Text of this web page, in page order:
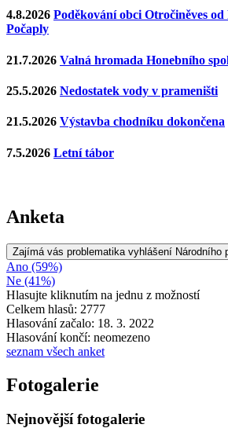
4.8.2026 Poděkování obci Otročiněves
Počaply
21.7.2026 Valná hromada Honebního
25.5.2026 Nedostatek vody v prameništi
21.5.2026 Výstavba chodníku dokončena
7.5.2026 Letní tábor
Anketa
Ano (59%)
Ne (41%)
Hlasujte kliknutím na jednu z možností
Celkem hlasů: 2777
Hlasování začalo: 18. 3. 2022
Hlasování končí: neomezeno
seznam všech anket
Fotogalerie
Nejnovější fotogalerie